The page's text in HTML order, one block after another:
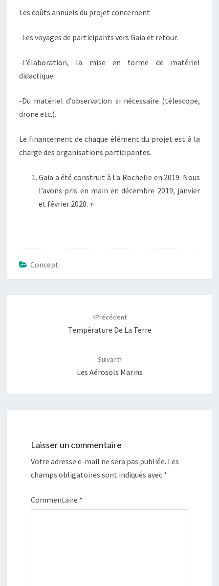
Les coûts annuels du projet concernent
-Les voyages de participants vers Gaia et retour.
-L’élaboration, la mise en forme de matériel
didactique.
-Du matériel d’observation si nécessaire (télescope,
drone etc.).
Le financement de chaque élément du projet est à la
charge des organisations participantes.
Gaia a été construit à La Rochelle en 2019. Nous
l’avons pris en main en décembre 2019, janvier
et février 2020. ↑
Concept
Précédent
Température De La Terre
Suivant
Les Aérosols Marins
Laisser un commentaire
Votre adresse e-mail ne sera pas publiée. Les
champs obligatoires sont indiqués avec *
Commentaire *